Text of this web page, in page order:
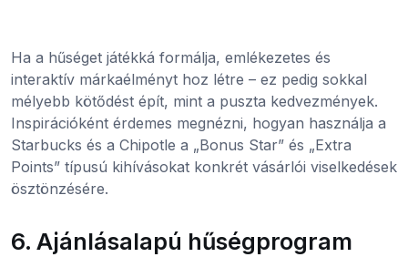
Ha a hűséget játékká formálja, emlékezetes és
interaktív márkaélményt hoz létre – ez pedig sokkal
mélyebb kötődést épít, mint a puszta kedvezmények.
Inspirációként érdemes megnézni, hogyan használja a
Starbucks és a Chipotle a „Bonus Star” és „Extra
Points” típusú kihívásokat konkrét vásárlói viselkedések
ösztönzésére.
6. Ajánlásalapú hűségprogram